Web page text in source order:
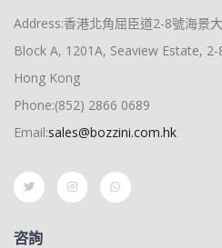
Address:香港北角屈臣道2-8號海景
Block A, 1201A, Seaview Estate,
Hong Kong
Phone:(852) 2866 0689
Email:sales@bozzini.com.hk
咨詢